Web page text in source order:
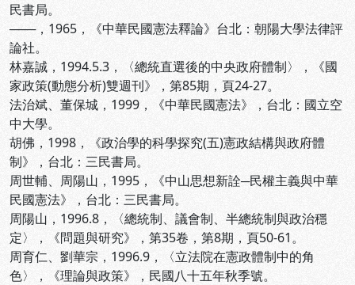
民書局。
───，1965，《中華民國憲法釋論》台北：朝陽大學法律評
論社。
林嘉誠，1994.5.3，〈總統直選後的中央政府體制〉，《國
家政策(動態分析)雙週刊》，第85期，頁24-27。
法治斌、董保城，1999，《中華民國憲法》，台北：國立空
中大學。
胡佛，1998，《政治學的科學探究(五)憲政結構與政府體
制》，台北：三民書局。
周世輔、周陽山，1995，《中山思想新詮─民權主義與中華
民國憲法》，台北：三民書局。
周陽山，1996.8，〈總統制、議會制、半總統制與政治穩
定〉，《問題與研究》，第35卷，第8期，頁50-61。
周育仁、劉華宗，1996.9，〈立法院在憲政體制中的角
色〉，《理論與政策》，民國八十五年秋季號。